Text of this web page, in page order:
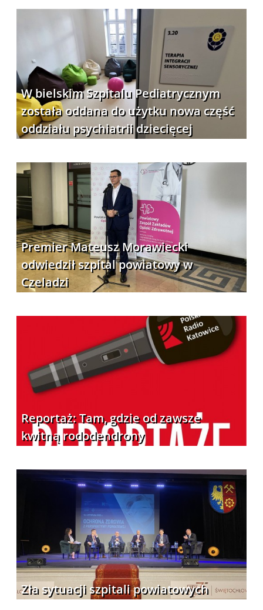
W bielskim Szpitalu Pediatrycznym
została oddana do użytku nowa część
oddziału psychiatrii dziecięcej
Premier Mateusz Morawiecki
odwiedził szpital powiatowy w
Czeladzi
Reportaż: Tam, gdzie od zawsze
kwitną rododendrony
Zła sytuacji szpitali powiatowych